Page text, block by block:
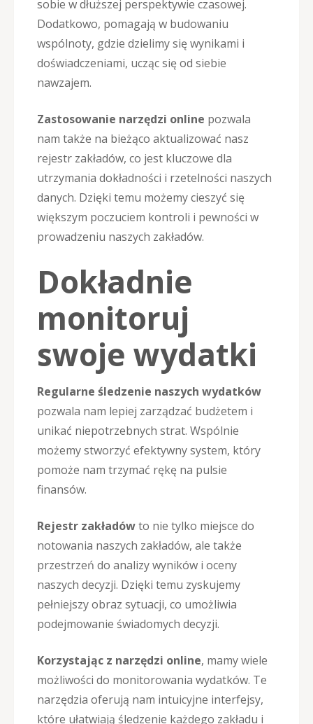
sobie w dłuższej perspektywie czasowej.
Dodatkowo, pomagają w budowaniu
wspólnoty, gdzie dzielimy się wynikami i
doświadczeniami, ucząc się od siebie
nawzajem.
Zastosowanie narzędzi online pozwala
nam także na bieżąco aktualizować nasz
rejestr zakładów, co jest kluczowe dla
utrzymania dokładności i rzetelności naszych
danych. Dzięki temu możemy cieszyć się
większym poczuciem kontroli i pewności w
prowadzeniu naszych zakładów.
Dokładnie
monitoruj
swoje wydatki
Regularne śledzenie naszych wydatków
pozwala nam lepiej zarządzać budżetem i
unikać niepotrzebnych strat. Wspólnie
możemy stworzyć efektywny system, który
pomoże nam trzymać rękę na pulsie
finansów.
Rejestr zakładówto nie tylko miejsce do
notowania naszych zakładów, ale także
przestrzeń do analizy wyników i oceny
naszych decyzji. Dzięki temu zyskujemy
pełniejszy obraz sytuacji, co umożliwia
podejmowanie świadomych decyzji.
Korzystając z narzędzi online, mamy wiele
możliwości do monitorowania wydatków. Te
narzędzia oferują nam intuicyjne interfejsy,
które ułatwiają śledzenie każdego zakładu i